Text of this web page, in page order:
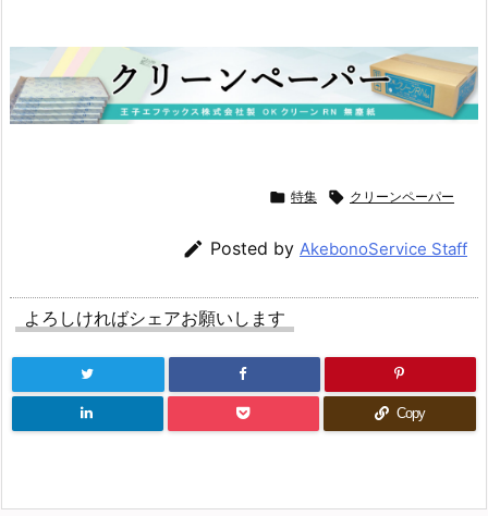
 特集  クリーンペーパー
 Posted by AkebonoService Staff
よろしければシェアお願いします
Copy